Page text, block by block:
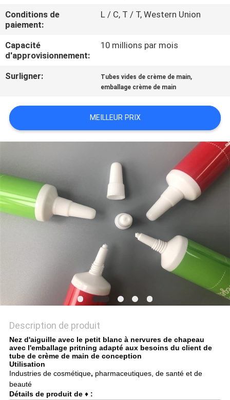
QUALITÉ
CONTACTEZ-
NOUS
DEMANDEZ
UNE
CITATION
COMPANY
NEWS
PLAN
PRIVACY
POLICY
Conditions de
paiement:
L / C, T / T, Western Union
Capacité
d'approvisionnement:
10 millions par mois
Surligner: Tubes vides de crème de main,
emballage crème de main
MEILLEUR PRIX
Description de produit
Nez d'aiguille avec le petit blanc à nervures de chapeau
avec l'emballage pritning adapté aux besoins du client de
tube de crème de main de conception
Utilisation
Industries de cosmétique, pharmaceutiques, de santé et de
beauté
Détails de produit de♦ :